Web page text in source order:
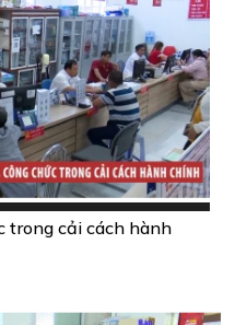
trong cải cách hành